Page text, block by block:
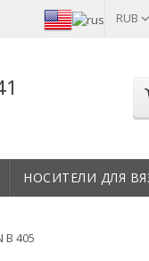
RUB
НОСИТЕЛИ ДЛЯ
B 405